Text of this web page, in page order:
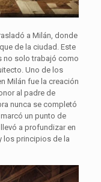
a Milán, donde
de la ciudad. Este
no solo trabajó como
Uno de los
Milán fue la creación
al padre de
nunca se completó
un punto de
a profundizar en
los principios de la